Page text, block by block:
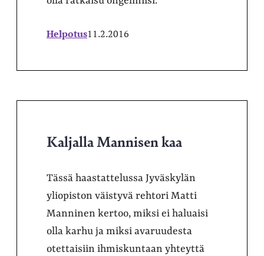
Helpotus11.2.2016
Kaljalla Mannisen kaa
Tässä haastattelussa Jyväskylän
yliopiston väistyvä rehtori Matti
Manninen kertoo, miksi ei haluaisi
olla karhu ja miksi avaruudesta
otettaisiin ihmiskuntaan yhteyttä